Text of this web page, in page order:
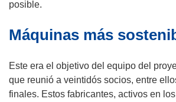
posible.
Máquinas más
Este era el objetivo del equipo del
que reunió a veintidós socios, entre
finales. Estos fabricantes, activos en